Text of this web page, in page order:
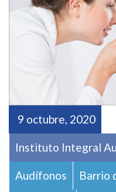
9 octubre, 2020
Instituto Integral
Audífonos Barrio